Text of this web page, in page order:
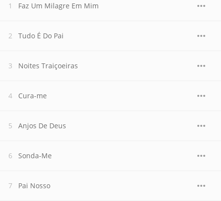
Faz Um Milagre Em Mim
Tudo É Do Pai
Noites Traiçoeiras
Cura-me
Anjos De Deus
Sonda-Me
Pai Nosso